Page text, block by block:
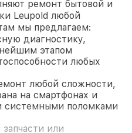
ремонт бытовой и
Leupold любой
мы предлагаем:
диагностику,
этапом
любых
любой сложности,
на смартфонах и
системными поломками
или